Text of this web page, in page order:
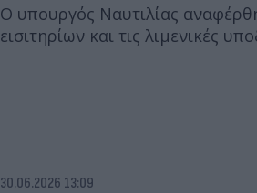
Ο υπουργός Ναυτιλίας
εισιτηρίων και τις λιμενικές
30.06.2026 13:09